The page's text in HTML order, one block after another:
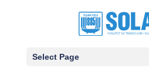
Select Page